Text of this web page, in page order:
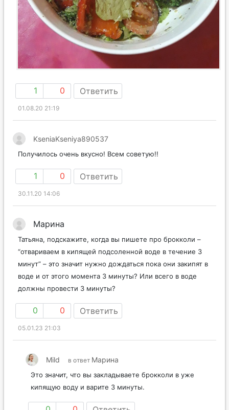
1 0 Ответить
01.08.20 21:19
KseniaKseniya890537
Получилось очень вкусно! Всем советую!!
1 0 Ответить
30.11.20 14:06
Марина
Татьяна, подскажите, когда вы пишете про брокколи –
“отвариваем в кипящей подсоленной воде в течение 3
минут” – это значит нужно дождаться пока они закипят в
воде и от этого момента 3 минуты? Или всего в воде
должны провести 3 минуты?
0 0 Ответить
05.01.23 21:03
Mild в ответ Марина
Это значит, что вы закладываете брокколи в уже
кипящую воду и варите 3 минуты.